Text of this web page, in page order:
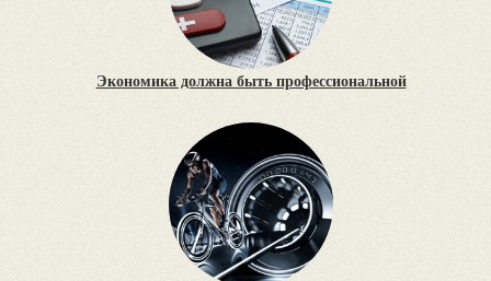
Экономика должна быть профессиональной